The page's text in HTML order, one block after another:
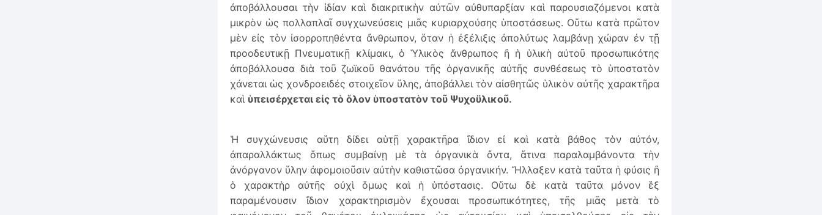
ἀποβάλλουσαι τὴν ἰδίαν καὶ διακριτικὴν αὐτῶν αὐθυπαρξίαν καὶ παρουσιαζόμενοι κατὰ
μικρὸν ὡς πολλαπλαῖ συγχωνεύσεις μιᾶς κυριαρχούσης ὑποστάσεως. Οὕτω κατὰ πρῶτον
μὲν εἰς τὸν ἰσορροπηθέντα ἄνθρωπον, ὅταν ἡ ἐξέλιξις ἀπολύτως λαμβάνῃ χώραν ἐν τῇ
προοδευτικῇ Πνευματικῇ κλίμακι, ὁ Ὑλικὸς ἄνθρωπος ἢ ἡ ὑλικὴ αὐτοῦ προσωπικότης
ἀποβάλλουσα διὰ τοῦ ζωϊκοῦ θανάτου τῆς ὀργανικῆς αὐτῆς συνθέσεως τὸ ὑποστατὸν
χάνεται ὡς χονδροειδές στοιχεῖον ὕλης, ἀποβάλλει τὸν αἰσθητῶς ὑλικὸν αὐτῆς χαρακτῆρα
καὶ ὑπεισέρχεται εἰς τὸ ὅλον ὑποστατὸν τοῦ Ψυχοϋλικοῦ.
Ἡ συγχώνευσις αὕτη δίδει αὑτῇ χαρακτῆρα ἴδιον εἰ καὶ κατὰ βάθος τὸν αὐτόν,
ἀπαραλλάκτως ὅπως συμβαίνῃ μὲ τὰ ὀργανικὰ ὄντα, ἅτινα παραλαμβάνοντα τὴν
ἀνόργανον ὕλην ἀφομοιοῦσιν αὐτὴν καθιστῶσα ὀργανικήν. Ἤλλαξεν κατὰ ταῦτα ἡ φύσις ἢ
ὁ χαρακτὴρ αὐτῆς οὐχὶ ὅμως καὶ ἡ ὑπόστασις. Οὕτω δὲ κατὰ ταῦτα μόνον ἓξ
παραμένουσιν ἴδιον χαρακτηρισμὸν ἔχουσαι προσωπικότητες, τῆς μιᾶς μετὰ τὸ